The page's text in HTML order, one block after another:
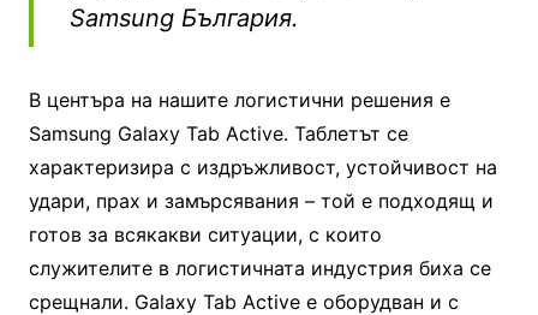
Samsung България.
В центъра на нашите логистични решения е
Samsung Galaxy Tab Active. Таблетът се
характеризира с издръжливост, устойчивост на
удари, прах и замърсявания – той е подходящ и
готов за всякакви ситуации, с които
служителите в логистичната индустрия биха се
срещнали. Galaxy Tab Active е оборудван и с